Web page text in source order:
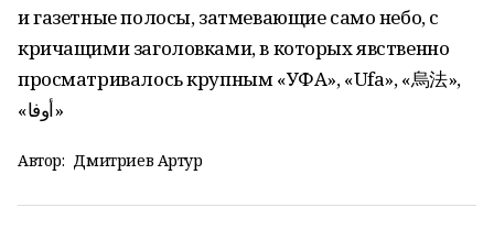
и газетные полосы, затмевающие само небо, с
кричащими заголовками, в которых явственно
просматривалось крупным «УФА», «Ufa», «烏法»,
«أوفا»
Автор: Дмитриев Артур